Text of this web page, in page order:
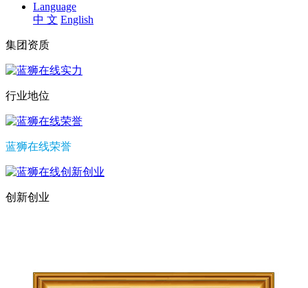
Language
中 文 English
集团资质
行业地位
蓝狮在线荣誉
创新创业